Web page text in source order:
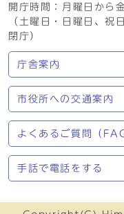
開庁時間：月曜日から
（土曜日・日曜日、
閉庁）
庁舎案内
市役所への交通案内
よくあるご質問（
手話で電話をする